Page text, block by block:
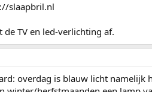
slaapbril.nl
TV en led-verlichting af.
overdag is blauw licht namelijk